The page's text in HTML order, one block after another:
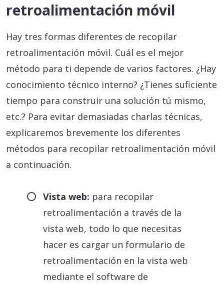
retroalimentación móvil
Hay tres formas diferentes de recopilar
retroalimentación móvil. Cuál es el mejor
método para ti depende de varios factores. ¿Hay
conocimiento técnico interno? ¿Tienes suficiente
tiempo para construir una solución tú mismo,
etc.? Para evitar demasiadas charlas técnicas,
explicaremos brevemente los diferentes
métodos para recopilar retroalimentación móvil
a continuación.
Vista web: para recopilar
retroalimentación a través de la
vista web, todo lo que necesitas
hacer es cargar un formulario de
retroalimentación en la vista web
mediante el software de